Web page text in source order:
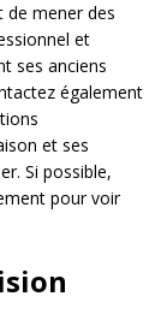
de mener des
et
ses anciens
également
et ses
Si possible,
pour voir